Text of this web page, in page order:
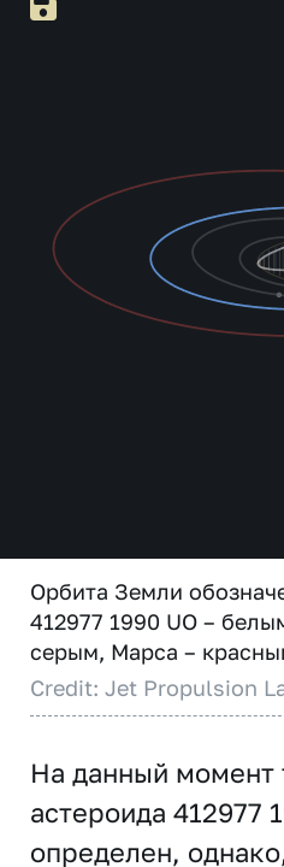
Орбита Земли
412977 1990 UO –
серым, Марса –
Credit: Jet Propulsion
На данный момент
астероида 412977
определен,